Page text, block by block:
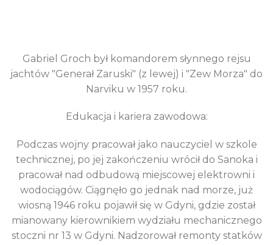
Gabriel Groch był komandorem słynnego rejsu
jachtów "Generał Zaruski" (z lewej) i "Zew Morza" do
Narviku w 1957 roku.
Edukacja i kariera zawodowa:
Podczas wojny pracował jako nauczyciel w szkole
technicznej, po jej zakończeniu wrócił do Sanoka i
pracował nad odbudową miejscowej elektrowni i
wodociągów. Ciągnęło go jednak nad morze, już
wiosną 1946 roku pojawił się w Gdyni, gdzie został
mianowany kierownikiem wydziału mechanicznego
stoczni nr 13 w Gdyni. Nadzorował remonty statków